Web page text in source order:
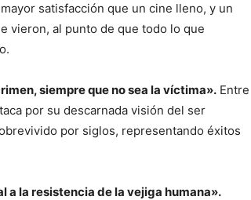
satisfacción que un cine lleno, y un
vieron, al punto de que todo lo que
siempre que no sea la víctima». Entre
por su descarnada visión del ser
por siglos, representando éxitos
a la resistencia de la vejiga humana».